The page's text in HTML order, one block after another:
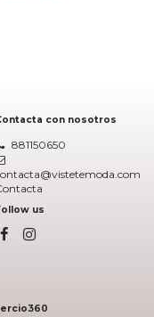
con nosotros
881150650
us